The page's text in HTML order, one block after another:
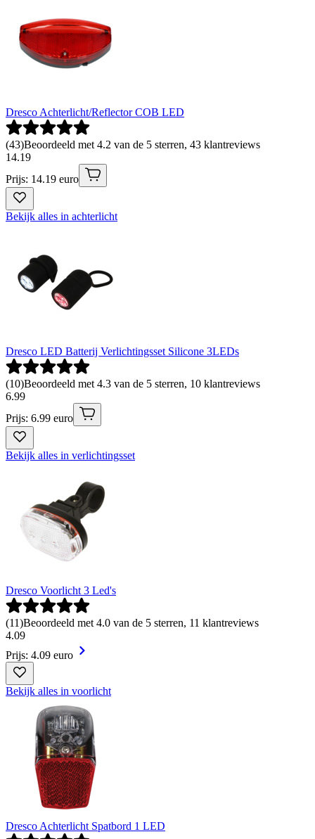
Dresco Achterlicht/Reflector COB LED
(43)Beoordeeld met 4.2 van de 5 sterren, 43 klantreviews
14.19
Prijs: 14.19 euro
Bekijk alles in achterlicht
Dresco LED Batterij Verlichtingsset Silicone 3LEDs
(10)Beoordeeld met 4.3 van de 5 sterren, 10 klantreviews
6.99
Prijs: 6.99 euro
Bekijk alles in verlichtingsset
Dresco Voorlicht 3 Led's
(11)Beoordeeld met 4.0 van de 5 sterren, 11 klantreviews
4.09
Prijs: 4.09 euro
Bekijk alles in voorlicht
Dresco Achterlicht Spatbord 1 LED